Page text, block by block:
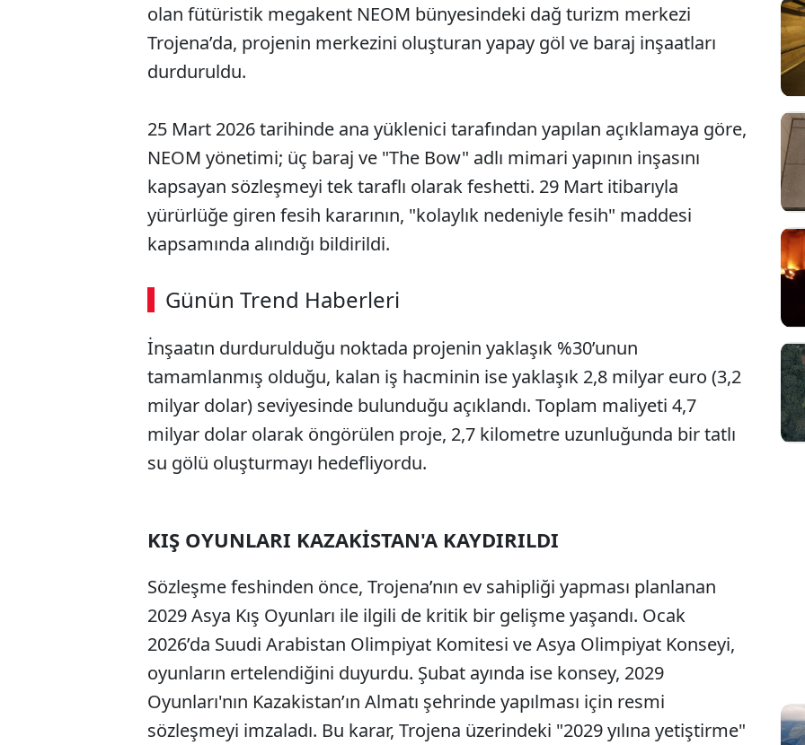
olan fütüristik megakent NEOM bünyesindeki dağ turizm merkezi
Trojena’da, projenin merkezini oluşturan yapay göl ve baraj inşaatları
durduruldu.
25 Mart 2026 tarihinde ana yüklenici tarafından yapılan açıklamaya göre,
NEOM yönetimi; üç baraj ve "The Bow" adlı mimari yapının inşasını
kapsayan sözleşmeyi tek taraflı olarak feshetti. 29 Mart itibarıyla
yürürlüğe giren fesih kararının, "kolaylık nedeniyle fesih" maddesi
kapsamında alındığı bildirildi.
Günün Trend Haberleri
00:02 / 08:43
İnşaatın durdurulduğu noktada projenin yaklaşık %30’unun
tamamlanmış olduğu, kalan iş hacminin ise yaklaşık 2,8 milyar euro (3,2
milyar dolar) seviyesinde bulunduğu açıklandı. Toplam maliyeti 4,7
milyar dolar olarak öngörülen proje, 2,7 kilometre uzunluğunda bir tatlı
su gölü oluşturmayı hedefliyordu.
KIŞ OYUNLARI KAZAKİSTAN'A KAYDIRILDI
Sözleşme feshinden önce, Trojena’nın ev sahipliği yapması planlanan
2029 Asya Kış Oyunları ile ilgili de kritik bir gelişme yaşandı. Ocak
2026’da Suudi Arabistan Olimpiyat Komitesi ve Asya Olimpiyat Konseyi,
oyunların ertelendiğini duyurdu. Şubat ayında ise konsey, 2029
Oyunları'nın Kazakistan’ın Almatı şehrinde yapılması için resmi
sözleşmeyi imzaladı. Bu karar, Trojena üzerindeki "2029 yılına yetiştirme"